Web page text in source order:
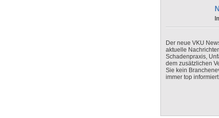
Der neue VKU
aktuelle
Schadenpraxis,
dem zusätzlichen
Sie kein
immer top